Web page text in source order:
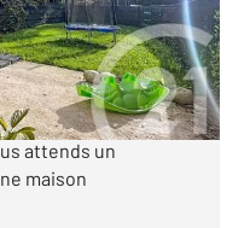
de 5 minutes à pieds
et à 5 minutes en
attends un
maison